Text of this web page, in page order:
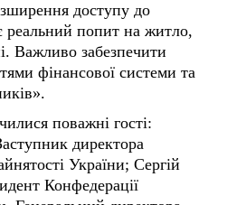
Важливо забезпечити
фінансової системи та
поважні гості:
директора
України; Сергій
Конфедерації
Генеральний директора
Тарасенко,